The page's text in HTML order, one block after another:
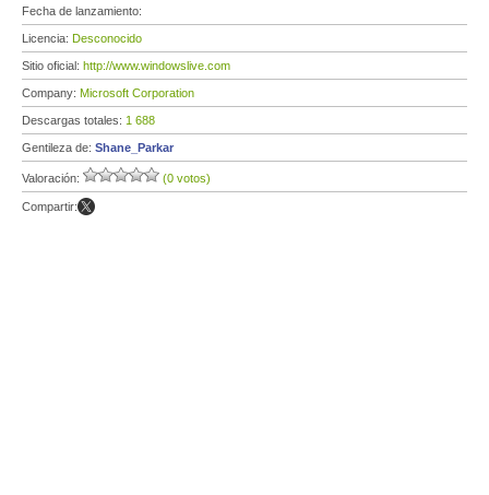
Fecha de lanzamiento:
Licencia: Desconocido
Sitio oficial: http://www.windowslive.com
Company: Microsoft Corporation
Descargas totales: 1 688
Gentileza de: Shane_Parkar
Valoración: (0 votos)
Compartir: